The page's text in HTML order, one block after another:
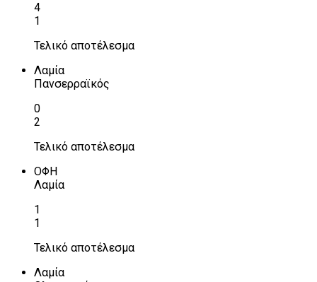
4
1
Τελικό αποτέλεσμα
Λαμία
Πανσερραϊκός
0
2
Τελικό αποτέλεσμα
ΟΦΗ
Λαμία
1
1
Τελικό αποτέλεσμα
Λαμία